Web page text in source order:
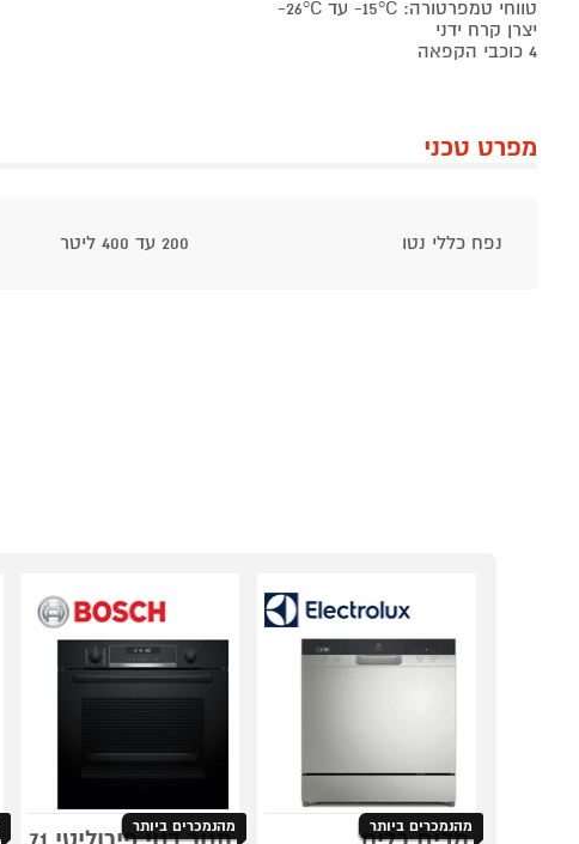
טווחי טמפרטורה: 15°C- עד 26°C-
יצרן קרח ידני
4 כוכבי הקפאה
מפרט טכני
נפח כללי נטו 200 עד 400 ליטר
מהנמכרים ביותר מהנמכרים ביותר